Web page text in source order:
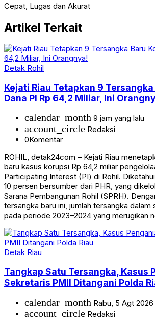
Cepat, Lugas dan Akurat
Artikel Terkait
Detak Rohil
Kejati Riau Tetapkan 9
Dana PI Rp 64,2 Miliar, Ini
calendar_month 9 jam yang lalu
account_circle Redaksi
0Komentar
ROHIL, detak24com – Kejati Riau
baru kasus korupsi Rp 64,2 miliar
Participating Interest (PI) di Rohil.
10 persen bersumber dari PHR, yang
Sarana Pembangunan Rohil (SPRH).
tersangka baru ini, jumlah tersangka dalam
pada periode 2023–2024 yang merugikan
Detak Riau
Tangkap Satu Tersangka, Kasus
Sekretaris PMII Ditangani Polda
calendar_month Rabu, 5 Agt 2026
account_circle Redaksi